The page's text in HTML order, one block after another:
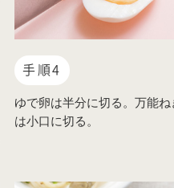
手順4
ゆで卵は半分に切る。万能ね
は小口に切る。